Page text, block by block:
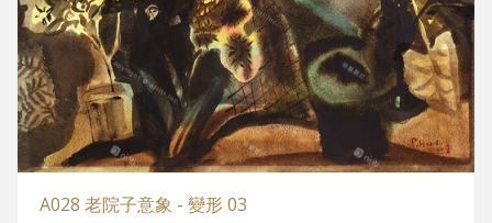
A028 老院子意象 - 變形 03